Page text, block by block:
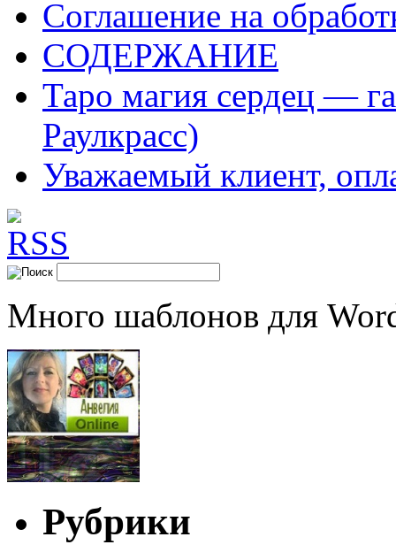
Соглашение на
СОДЕРЖАНИЕ
Таро магия сердец —
Раулкрасс)
Уважаемый клиент,
Много шаблонов для
Рубрики